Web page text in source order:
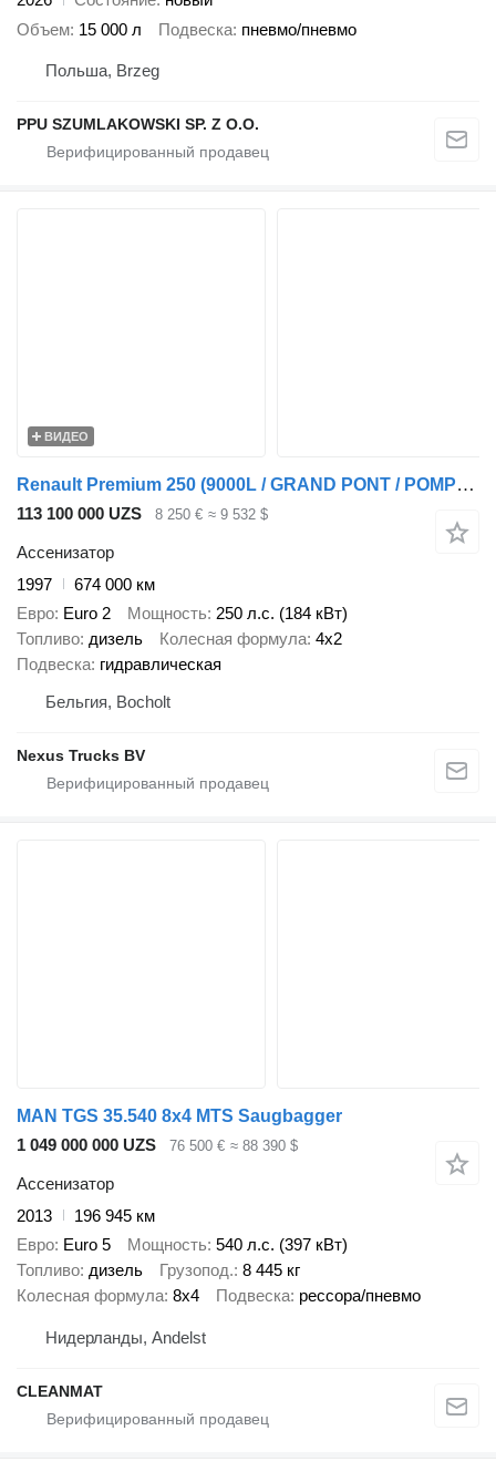
Объем 15 000 л Подвеска пневмо/пневмо
Польша, Brzeg
PPU SZUMLAKOWSKI SP. Z O.O.
ВИДЕО
Renault Premium 250 (9000L / GRAND PONT / POMPE MANUELLE / BOITE MANUELL
113 100 000 UZS 8 250 € ≈ 9 532 $
Ассенизатор
1997
674 000 км
Евро Euro 2 Мощность 250 л.с. (184 кВт)
Топливо дизель Колесная формула 4x2
Подвеска гидравлическая
Бельгия, Bocholt
Nexus Trucks BV
MAN TGS 35.540 8x4 MTS Saugbagger
1 049 000 000 UZS
76 500 € ≈ 88 390 $
Ассенизатор
2013
196 945 км
Евро Euro 5 Мощность 540 л.с. (397 кВт)
Топливо дизель Грузопод. 8 445 кг
Колесная формула 8x4 Подвеска рессора/пневмо
Нидерланды, Andelst
CLEANMAT